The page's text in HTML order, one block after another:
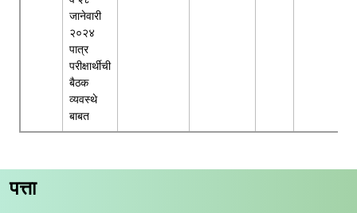
जानेवारी
२०२४
पात्र
परीक्षार्थीची
बैठक
व्यवस्थे
बाबत
पत्ता